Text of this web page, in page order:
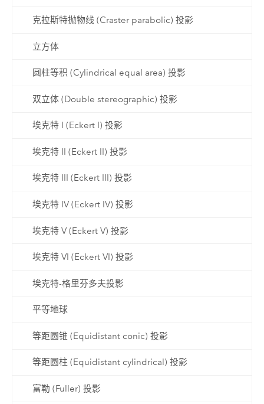
克拉斯特抛物线 (Craster parabolic) 投影
立方体
圆柱等积 (Cylindrical equal area) 投影
双立体 (Double stereographic) 投影
埃克特 I (Eckert I) 投影
埃克特 II (Eckert II) 投影
埃克特 III (Eckert III) 投影
埃克特 IV (Eckert IV) 投影
埃克特 V (Eckert V) 投影
埃克特 VI (Eckert VI) 投影
埃克特-格里芬多夫投影
平等地球
等距圆锥 (Equidistant conic) 投影
等距圆柱 (Equidistant cylindrical) 投影
富勒 (Fuller) 投影